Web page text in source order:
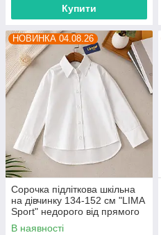
Купити
НОВИНКА 04.08.26
Сорочка підліткова шкільна
на дівчинку 134-152 см "LIMA
Sport" недорого від прямого
постачальника
В наявності